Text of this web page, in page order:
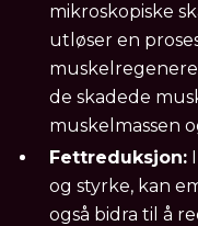
mikroskopiske
utløser en
de skadede
muskelmassen
Fettreduksjon:
og styrke, kan
også bidra til å